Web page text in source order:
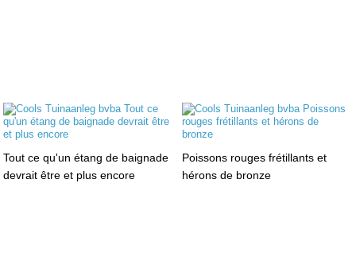
Tout ce qu'un étang de baignade
devrait être et plus encore
Poissons rouges frétillants et
hérons de bronze